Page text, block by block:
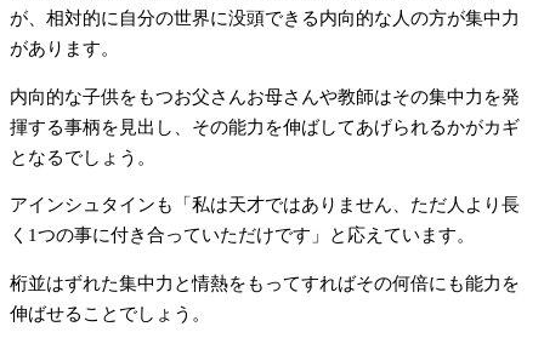
が、相対的に自分の世界に没頭できる内向的な人の方が集中力
があります。
内向的な子供をもつお父さんお母さんや教師はその集中力を発
揮する事柄を見出し、その能力を伸ばしてあげられるかがカギ
となるでしょう。
アインシュタインも「私は天才ではありません、ただ人より長
く1つの事に付き合っていただけです」と応えています。
桁並はずれた集中力と情熱をもってすればその何倍にも能力を
伸ばせることでしょう。